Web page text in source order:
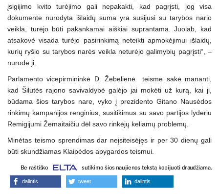
įsigijimo kvito turėjimo gali nepakakti, kad pagrįsti, jog visa
dokumente nurodyta išlaidų suma yra susijusi su tarybos nario
veikla, turėjo būti pakankamai aiškiai suprantama. Juolab, kad
atsakovė visada turėjo pasirinkimą neteikti apmokėjimui išlaidų,
kurių ryšio su tarybos narės veikla neturėjo galimybių pagrįsti“, –
nurodė ji.
Parlamento vicepirmininkė D. Žebelienė teisme sakė mananti,
kad Šilutės rajono savivaldybė galėjo jai mokėti už kurą, kai ji,
būdama šios tarybos nare, vyko į prezidento Gitano Nausėdos
rinkimų kampanijos renginius, susitikimus su savo partijos lyderiu
Remigijumi Žemaitaičiu dėl savo rinkėjų keliamų problemų.
Minėtas teismo sprendimas dar neįsiteisėjęs ir per 30 dienų gali
būti skundžiamas Klaipėdos apygardos teismui.
dalintis tweet dalintis